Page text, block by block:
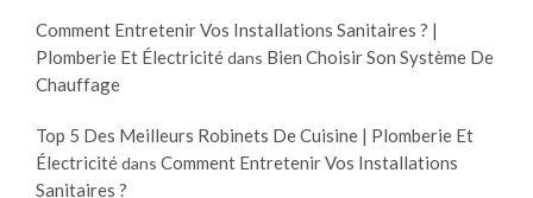
Comment Entretenir Vos Installations Sanitaires ? |
Plomberie Et Électricitédans Bien Choisir Son Système De
Chauffage
Top 5 Des Meilleurs Robinets De Cuisine | Plomberie Et
Électricitédans Comment Entretenir Vos Installations
Sanitaires ?